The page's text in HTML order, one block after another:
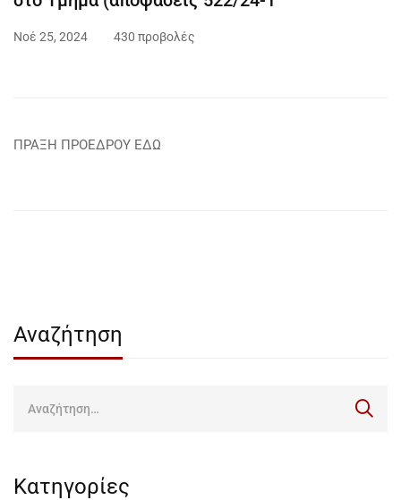
Νοέ 25, 2024 430 προβολές
ΠΡΑΞΗ ΠΡΟΕΔΡΟΥ ΕΔΩ
Αναζήτηση
Κατηγορίες